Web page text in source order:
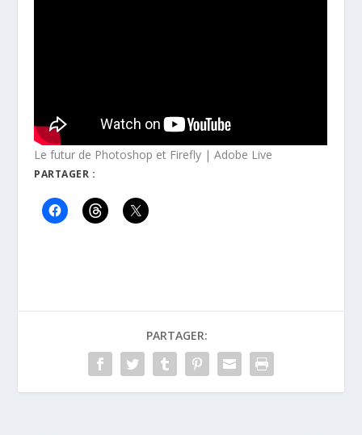
Le futur de Photoshop et Firefly | Adobe Live
PARTAGER :
PARTAGER: